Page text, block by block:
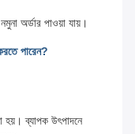
অর্ডার পাওয়া যায়।
পারেন?
হয়। ব্যাপক উৎপাদনে